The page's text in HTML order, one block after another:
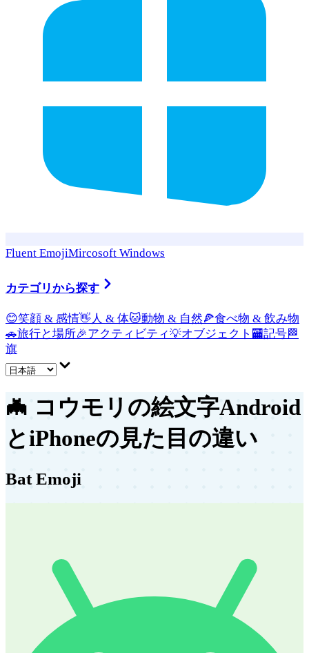
Fluent EmojiMircosoft Windows
カテゴリから探す
😊笑顔 & 感情👋 人 & 体🐱動物 & 自然🍕食べ物 & 飲み物
🚗旅行と場所🎉アクティビティ💡オブジェクト 🏧記号🏁
旗
🦇 コウモリの絵文字Android
とiPhoneの見た目の違い
Bat Emoji